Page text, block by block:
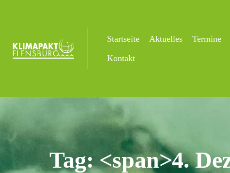
Startseite Aktuelles Termine
Kontakt
Tag: <span>4.